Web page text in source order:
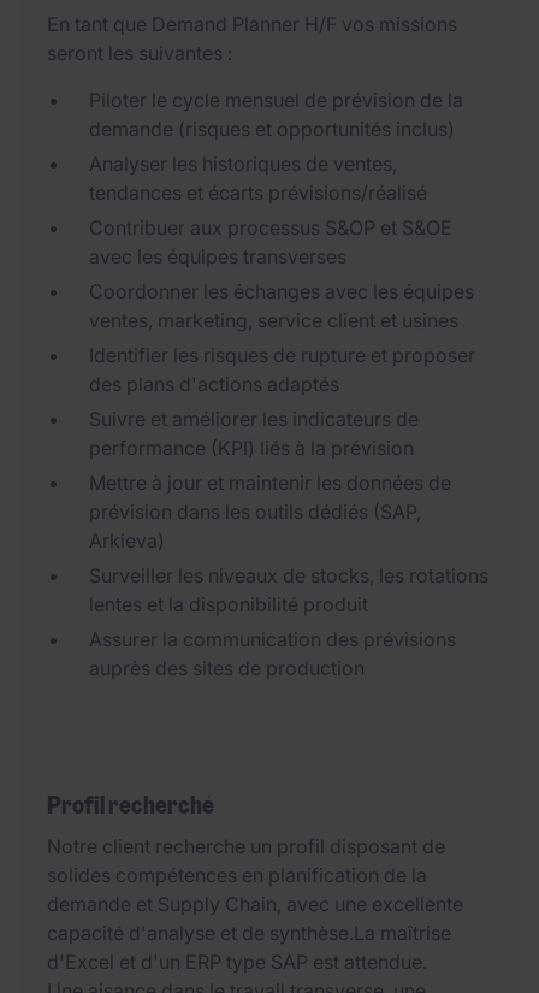
En tant que Demand Planner H/F vos missions
seront les suivantes :
Piloter le cycle mensuel de prévision de la
demande (risques et opportunités inclus)
Analyser les historiques de ventes,
tendances et écarts prévisions/réalisé
Contribuer aux processus S&OP et S&OE
avec les équipes transverses
Coordonner les échanges avec les équipes
ventes, marketing, service client et usines
Identifier les risques de rupture et proposer
des plans d'actions adaptés
Suivre et améliorer les indicateurs de
performance (KPI) liés à la prévision
Mettre à jour et maintenir les données de
prévision dans les outils dédiés (SAP,
Arkieva)
Surveiller les niveaux de stocks, les rotations
lentes et la disponibilité produit
Assurer la communication des prévisions
auprès des sites de production
Profil recherché
Notre client recherche un profil disposant de
solides compétences en planification de la
demande et Supply Chain, avec une excellente
capacité d'analyse et de synthèse.La maîtrise
d'Excel et d'un ERP type SAP est attendue.